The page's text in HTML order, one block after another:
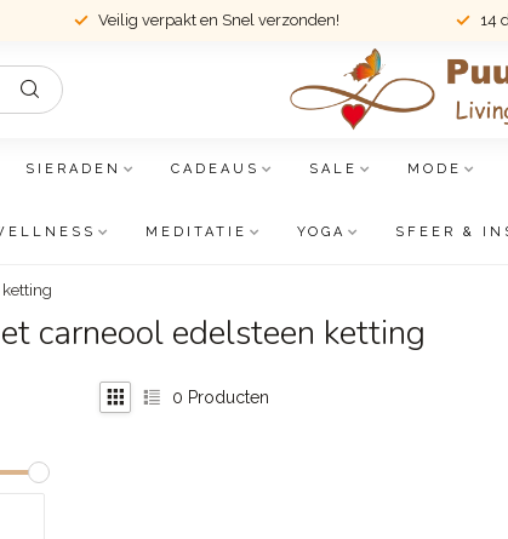
Veilig verpakt en Snel verzonden! 14
SIERADEN CADEAUS SALE MODE
MEDITATIE YOGA SFEER &
carneool edelsteen ketting
0 Producten